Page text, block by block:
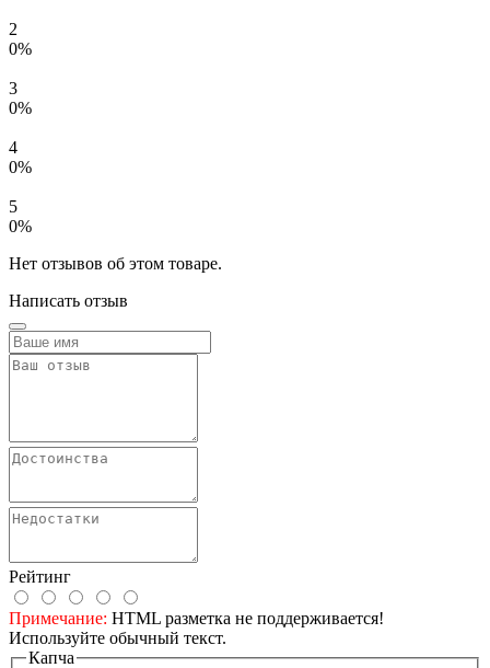
2
0%
3
0%
4
0%
5
0%
Нет отзывов об этом товаре.
Написать отзыв
Рейтинг
Примечание: HTML разметка не поддерживается!
Используйте обычный текст.
Капча